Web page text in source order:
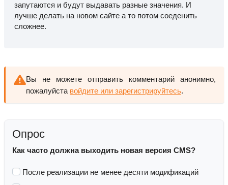
запутаются и будут выдавать разные значения. И
лучше делать на новом сайте а то потом соеденить
сложнее.
Вы не можете отправить комментарий анонимно,
пожалуйста войдите или зарегистрируйтесь.
Опрос
Как часто должна выходить новая версия CMS?
После реализации не менее десяти модификаций